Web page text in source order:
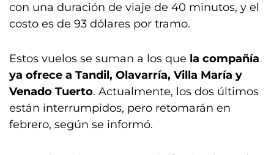
con una duración de viaje de 40 minutos, y el
costo es de 93 dólares por tramo.
Estos vuelos se suman a los que la compañía
ya ofrece a Tandil, Olavarría, Villa María y
Venado Tuerto. Actualmente, los dos últimos
están interrumpidos, pero retomarán en
febrero, según se informó.